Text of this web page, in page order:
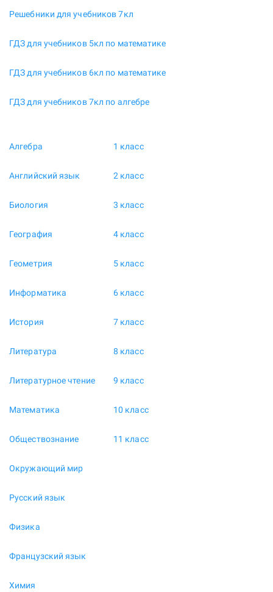
Решебники для учебников 7кл
ГДЗ для учебников 5кл по математике
ГДЗ для учебников 6кл по математике
ГДЗ для учебников 7кл по алгебре
Алгебра
Английский язык
Биология
География
Геометрия
Информатика
История
Литература
Литературное чтение
Математика
Обществознание
Окружающий мир
Русский язык
Физика
Французский язык
Химия
1 класс
2 класс
3 класс
4 класс
5 класс
6 класс
7 класс
8 класс
9 класс
10 класс
11 класс